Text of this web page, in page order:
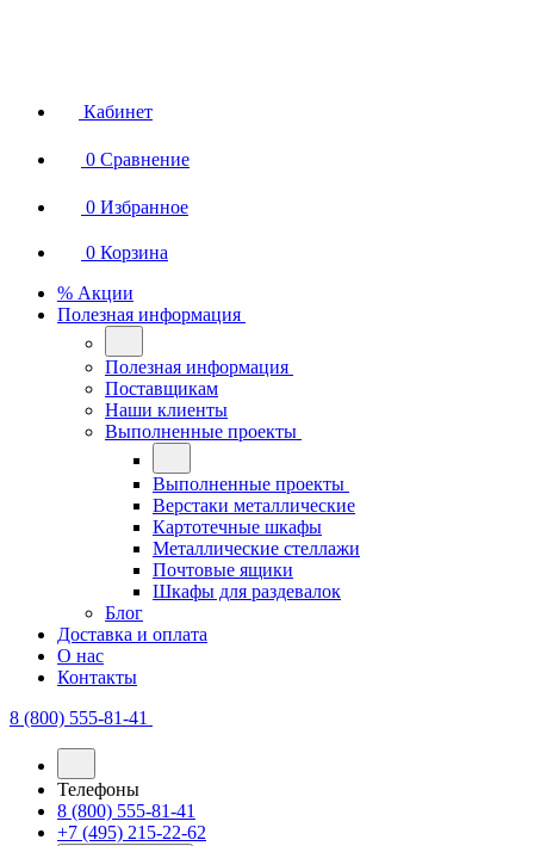
Кабинет
0 Сравнение
0 Избранное
0 Корзина
% Акции
Полезная информация
Полезная информация
Поставщикам
Наши клиенты
Выполненные проекты
Выполненные проекты
Верстаки металлические
Картотечные шкафы
Металлические стеллажи
Почтовые ящики
Шкафы для раздевалок
Блог
Доставка и оплата
О нас
Контакты
8 (800) 555-81-41
Телефоны
8 (800) 555-81-41
+7 (495) 215-22-62